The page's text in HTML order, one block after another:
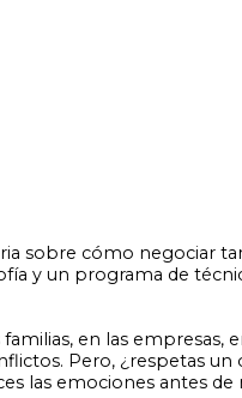
empresas, en la esfera
un orden en la
antes de resolver
allá de las prácticas
en consultoría y
Francia e Inglaterra lleva